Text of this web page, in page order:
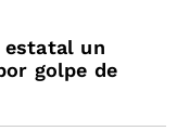
estatal un
golpe de